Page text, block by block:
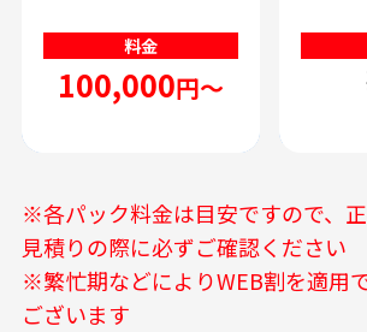
料金
100,000円～
※各パック料金は目安ですので、
見積りの際に必ずご確認ください
※繁忙期などによりWEB割を適用
ございます